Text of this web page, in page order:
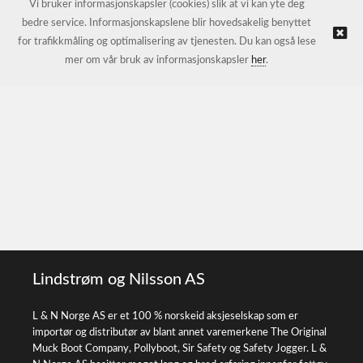
Lindstrøm og Nilsson AS
L & N Norge AS er et 100 % norskeid aksjeselskap som er
importør og distributør av blant annet varemerkene The Original
Muck Boot Company, Pollyboot, Sir Safety og Safety Jogger. L &
Vi bruker informasjonskapsler (cookies) slik at vi kan yte deg
bedre service. Informasjonskapslene blir hovedsakelig benyttet
for trafikkmåling og optimalisering av tjenesten. Du kan også lese
mer om vår bruk av informasjonskapsler her.